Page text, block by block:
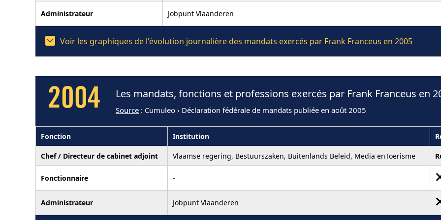
Administrateur Jobpunt Vlaanderen
Voir les graphiques de l'évolution journalière des mandats exercés par Frank Franceus en 2005
2004 Les mandats, fonctions et professions exercés par Frank Franceus en
Source : Cumuleo › Déclaration fédérale de mandats publiée en août 2005
Fonction Institution
Chef / Directeur de cabinet adjoint Vlaamse regering, Bestuurszaken, Buitenlands Beleid, Media enToerisme
Fonctionnaire -
Administrateur Jobpunt Vlaanderen